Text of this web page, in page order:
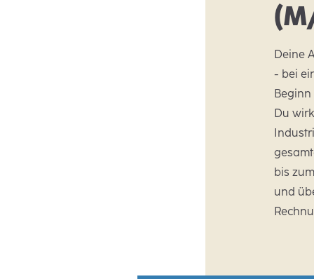
Deine
- bei
Du
bis
und